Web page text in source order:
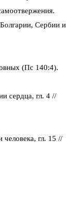
Сербии и
(Пс 140:4).
сердца, гл. 4 //
человека, гл. 15 //